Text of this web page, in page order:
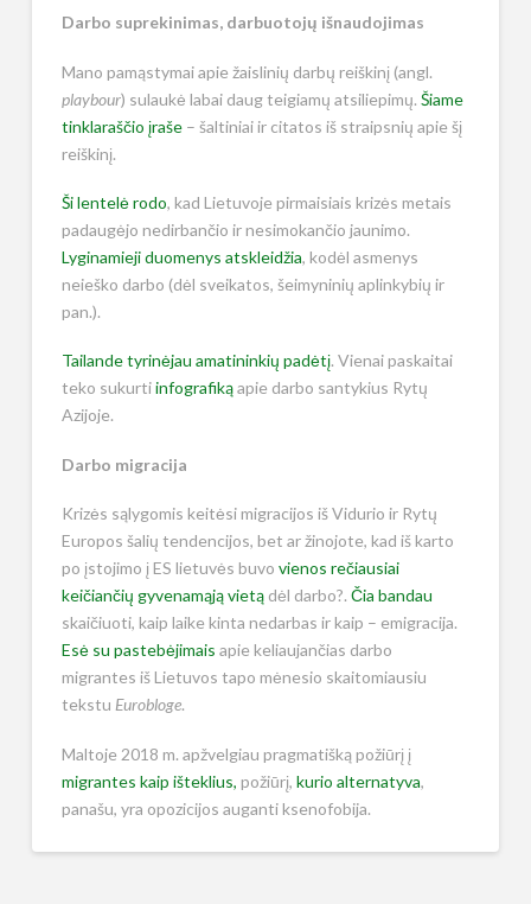
Darbo suprekinimas, darbuotojų išnaudojimas
Mano pamąstymai apie žaislinių darbų reiškinį (angl.
playbour) sulaukė labai daug teigiamų atsiliepimų. Šiame
tinklaraščio įraše– šaltiniai ir citatos iš straipsnių apie šį
reiškinį.
Ši lentelė rodo, kad Lietuvoje pirmaisiais krizės metais
padaugėjo nedirbančio ir nesimokančio jaunimo.
Lyginamieji duomenys atskleidžia, kodėl asmenys
neieško darbo (dėl sveikatos, šeimyninių aplinkybių ir
pan.).
Tailande tyrinėjau amatininkių padėtį. Vienai paskaitai
teko sukurtiinfografikąapie darbo santykius Rytų
Azijoje.
Darbo migracija
Krizės sąlygomis keitėsi migracijos iš Vidurio ir Rytų
Europos šalių tendencijos, bet ar žinojote, kad iš karto
po įstojimo į ES lietuvės buvo vienos rečiausiai
keičiančių gyvenamąją vietądėl darbo?. Čia bandau
skaičiuoti, kaip laike kinta nedarbas ir kaip – emigracija.
Esė su pastebėjimais apie keliaujančias darbo
migrantes iš Lietuvos tapo mėnesio skaitomiausiu
tekstu Eurobloge.
Maltoje 2018 m. apžvelgiau pragmatišką požiūrį į
migrantes kaip išteklius, požiūrį, kurio alternatyva,
panašu, yra opozicijos auganti ksenofobija.